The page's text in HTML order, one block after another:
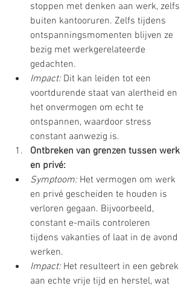
stoppen met denken aan werk, zelfs
buiten kantooruren. Zelfs tijdens
ontspanningsmomenten blijven ze
bezig met werkgerelateerde
gedachten.
Impact: Dit kan leiden tot een
voortdurende staat van alertheid en
het onvermogen om echt te
ontspannen, waardoor stress
constant aanwezig is.
Ontbreken van grenzen tussen werk
en privé:
Symptoom: Het vermogen om werk
en privé gescheiden te houden is
verloren gegaan. Bijvoorbeeld,
constant e-mails controleren
tijdens vakanties of laat in de avond
werken.
Impact: Het resulteert in een gebrek
aan echte vrije tijd en herstel, wat